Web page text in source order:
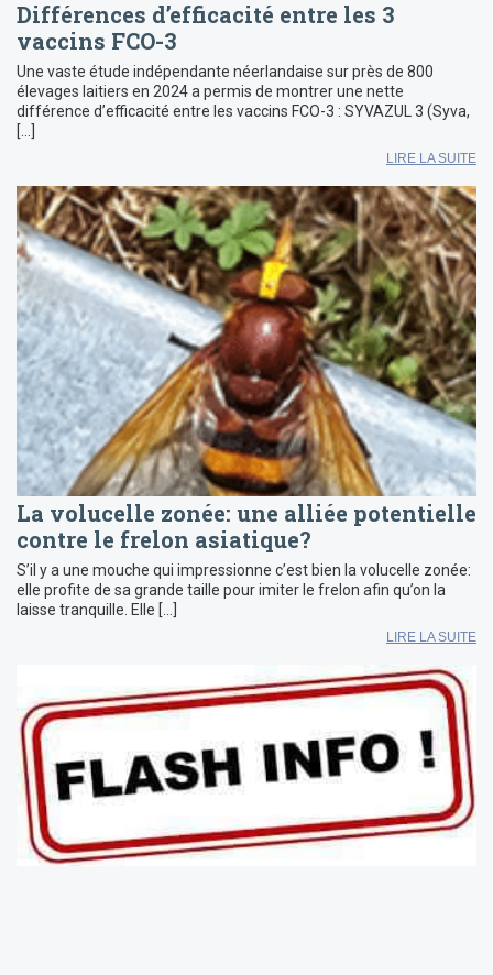
Différences d’efficacité entre les 3
vaccins FCO-3
Une vaste étude indépendante néerlandaise sur près de 800
élevages laitiers en 2024 a permis de montrer une nette
différence d’efficacité entre les vaccins FCO-3 : SYVAZUL 3 (Syva,
[…]
LIRE LA SUITE
La volucelle zonée: une alliée potentielle
contre le frelon asiatique?
S’il y a une mouche qui impressionne c’est bien la volucelle zonée:
elle profite de sa grande taille pour imiter le frelon afin qu’on la
laisse tranquille. Elle […]
LIRE LA SUITE